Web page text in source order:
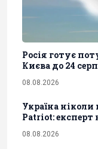
Росія готує
Києва до 24
08.08.2026
Україна
Patriot:
08.08.2026